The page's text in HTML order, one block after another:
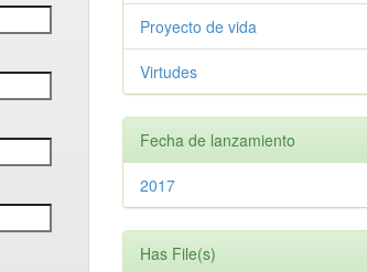
Proyecto de vida
Virtudes
Fecha de lanzamiento
2017
Has File(s)